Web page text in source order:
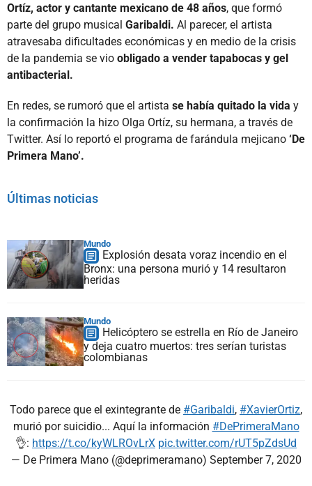
Ortíz, actor y cantante mexicano de 48 años, que formó
parte del grupo musical Garibaldi. Al parecer, el artista
atravesaba dificultades económicas y en medio de la crisis
de la pandemia se vio obligado a vender tapabocas y gel
antibacterial.
En redes, se rumoró que el artista se había quitado la vida y
la confirmación la hizo Olga Ortíz, su hermana, a través de
Twitter. Así lo reportó el programa de farándula mejicano ‘De
Primera Mano’.
Últimas noticias
Mundo
Explosión desata voraz incendio en el
Bronx: una persona murió y 14 resultaron
heridas
Mundo
Helicóptero se estrella en Río de Janeiro
y deja cuatro muertos: tres serían turistas
colombianas
Todo parece que el exintegrante de #Garibaldi, #XavierOrtiz,
murió por suicidio... Aquí la información #DePrimeraMano
👌: https://t.co/kyWLROvLrX pic.twitter.com/rUT5pZdsUd
— De Primera Mano (@deprimeramano) September 7, 2020